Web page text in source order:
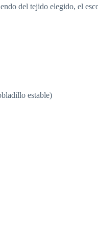
del tejido elegido, el
estable)